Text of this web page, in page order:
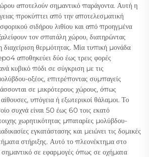
αποτελούν σημαντικό παράγοντα. Αυτή η
προκύπτει από την αποτελεσματική
σιδήρου λιθίου και από προηγμένα
τον σπατάλη χώρου, διατηρώντας
θερμότητας. Μία τυπική μονάδα
αποθηκεύει δύο έως τρεις φορές
κυβικό πόδι σε σύγκριση με τις
οξέος, επιτρέποντας συμπαγείς
σε μικρότερους χώρους, όπως
υπόγεια ή εξωτερικοί θάλαμοι. Το
συχνά είναι 50 έως 60 τοις εκατό
χωρητικότητας μπαταρίες μολύβδου-
εγκατάστασης και μειώνει τις δομικές
στήριξης. Αυτό το πλεονέκτημα στο
σημαντικό σε εφαρμογές όπως σε οχήματα